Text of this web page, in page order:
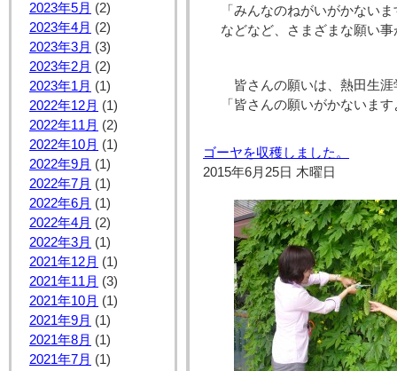
2023年5月 (2)
2023年4月 (2)
2023年3月 (3)
2023年2月 (2)
2023年1月 (1)
2022年12月 (1)
2022年11月 (2)
2022年10月 (1)
2022年9月 (1)
2022年7月 (1)
2022年6月 (1)
2022年4月 (2)
2022年3月 (1)
2021年12月 (1)
2021年11月 (3)
2021年10月 (1)
2021年9月 (1)
2021年8月 (1)
2021年7月 (1)
「みんなのねがいがかない
などなど、さまざまな願い
皆さんの願いは、熱田生
「皆さんの願いがかないま
ゴーヤを収穫しました。
2015年6月25日 木曜日